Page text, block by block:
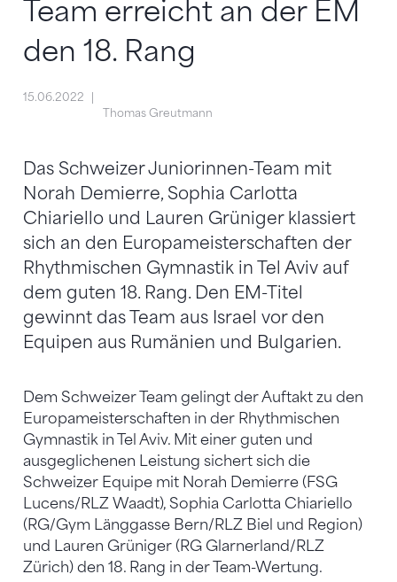
Team erreicht an der EM
den 18. Rang
15.06.2022
Thomas Greutmann
Das Schweizer Juniorinnen-Team mit
Norah Demierre, Sophia Carlotta
Chiariello und Lauren Grüniger klassiert
sich an den Europameisterschaften der
Rhythmischen Gymnastik in Tel Aviv auf
dem guten 18. Rang. Den EM-Titel
gewinnt das Team aus Israel vor den
Equipen aus Rumänien und Bulgarien.
Dem Schweizer Team gelingt der Auftakt zu den
Europameisterschaften in der Rhythmischen
Gymnastik in Tel Aviv. Mit einer guten und
ausgeglichenen Leistung sichert sich die
Schweizer Equipe mit Norah Demierre (FSG
Lucens/RLZ Waadt), Sophia Carlotta Chiariello
(RG/Gym Länggasse Bern/RLZ Biel und Region)
und Lauren Grüniger (RG Glarnerland/RLZ
Zürich) den 18. Rang in der Team-Wertung.